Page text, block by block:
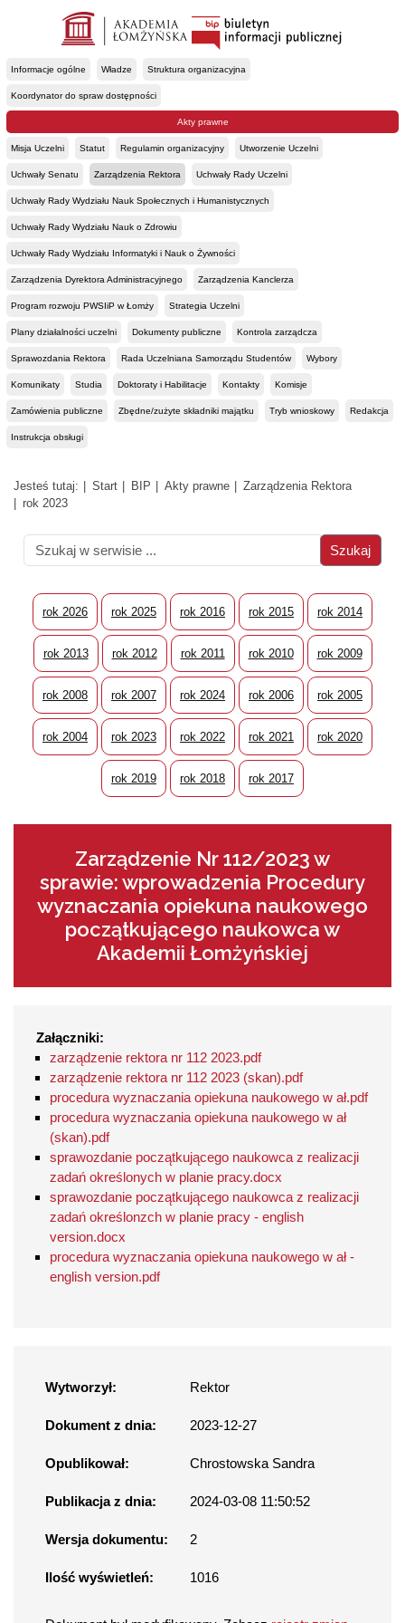
Informacje ogólne Władze Struktura organizacyjna
Koordynator do spraw dostępności
Akty prawne
Misja Uczelni Statut Regulamin organizacyjny Utworzenie Uczelni
Uchwały Senatu Zarządzenia Rektora Uchwały Rady Uczelni
Uchwały Rady Wydziału Nauk Społecznych i Humanistycznych
Uchwały Rady Wydziału Nauk o Zdrowiu
Uchwały Rady Wydziału Informatyki i Nauk o Żywności
Zarządzenia Dyrektora Administracyjnego Zarządzenia Kanclerza
Program rozwoju PWSIiP w Łomży Strategia Uczelni
Plany działalności uczelni Dokumenty publiczne Kontrola zarządcza
Sprawozdania Rektora Rada Uczelniana Samorządu Studentów Wybory
Komunikaty Studia Doktoraty i Habilitacje Kontakty Komisje
Zamówienia publiczne Zbędne/zużyte składniki majątku Tryb wnioskowy Redakcja
Instrukcja obsługi
Jesteś tutaj: Start BIP Akty prawne
Zarządzenia Rektora
rok 2023
rok 2026 rok 2025 rok 2016 rok 2015 rok 2014
rok 2013 rok 2012 rok 2011 rok 2010 rok 2009
rok 2008 rok 2007 rok 2024 rok 2006 rok 2005
rok 2004 rok 2023 rok 2022 rok 2021 rok 2020
rok 2019 rok 2018 rok 2017
Zarządzenie Nr 112/2023 w
sprawie: wprowadzenia Procedury
wyznaczania opiekuna naukowego
początkującego naukowca w
Akademii Łomżyńskiej
Załączniki:
zarządzenie rektora nr 112 2023.pdf
zarządzenie rektora nr 112 2023 (skan).pdf
procedura wyznaczania opiekuna naukowego w ał.pdf
procedura wyznaczania opiekuna naukowego w ał
(skan).pdf
sprawozdanie początkującego naukowca z realizacji
zadań określonych w planie pracy.docx
sprawozdanie początkującego naukowca z realizacji
zadań określonzch w planie pracy - english
version.docx
procedura wyznaczania opiekuna naukowego w ał -
english version.pdf
Wytworzył: Rektor
Dokument z dnia: 2023-12-27
Opublikował: Chrostowska Sandra
Publikacja z dnia: 2024-03-08 11:50:52
Wersja dokumentu: 2
Ilość wyświetleń: 1016